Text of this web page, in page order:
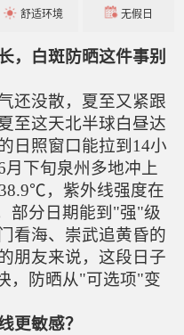
舒适环境 无假日
，白斑防晒这件事别
没散，夏至又紧跟
至这天北半球白昼达
日照窗口能拉到14小
下旬泉州多地冲上
，紫外线强度在
部分日期能到"强"级
看海、崇武追黄昏的
朋友来说，这段日子
，防晒从"可选项"变
更敏感？